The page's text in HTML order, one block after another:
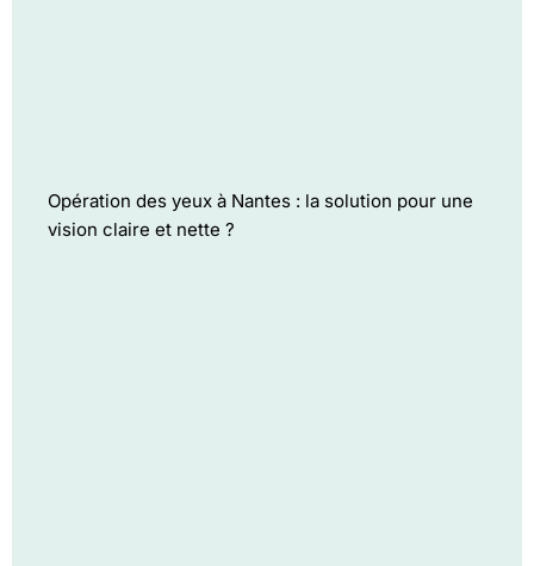
Opération des yeux à Nantes : la solution pour une
vision claire et nette ?